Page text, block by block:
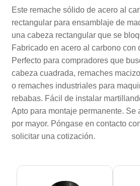
Este remache sólido de acero al
rectangular para ensamblaje de
una cabeza rectangular que se
Fabricado en acero al carbono con
Perfecto para compradores que
cabeza cuadrada, remaches
o remaches industriales para
rebabas. Fácil de instalar
Apto para montaje permanente. Se
por mayor. Póngase en contacto
solicitar una cotización.